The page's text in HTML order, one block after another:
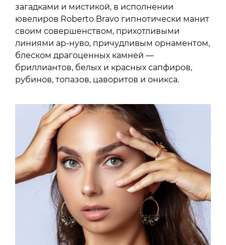
загадками и мистикой, в исполнении
ювелиров Roberto Bravo гипнотически манит
своим совершенством, прихотливыми
линиями ар-нуво, причудливым орнаментом,
блеском драгоценных камней —
бриллиантов, белых и красных сапфиров,
рубинов, топазов, цаворитов и оникса.